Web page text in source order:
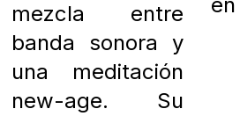
mezcla entre
banda sonora y
una meditación
new-age. Su